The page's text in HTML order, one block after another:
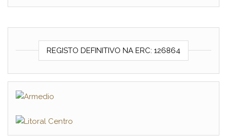
REGISTO DEFINITIVO NA ERC: 126864